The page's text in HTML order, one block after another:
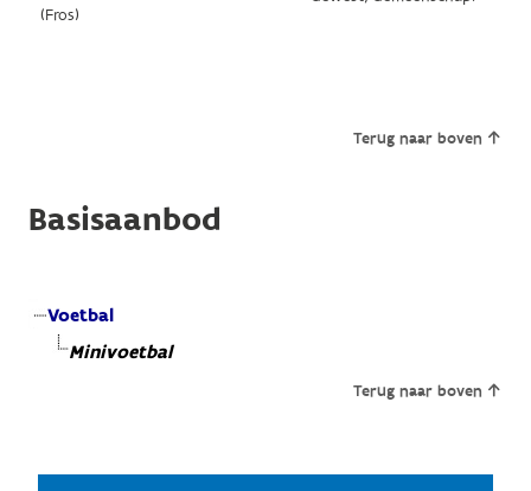
(Fros)
Terug naar boven
Basisaanbod
Voetbal
Minivoetbal
Terug naar boven